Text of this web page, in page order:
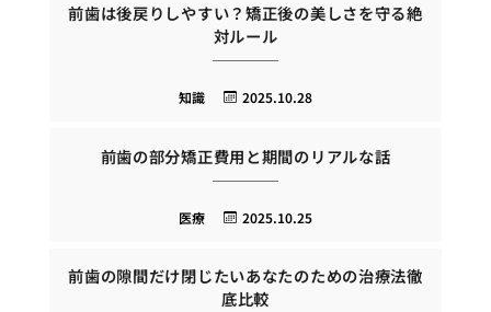
前歯は後戻りしやすい？矯正後の美しさを守る絶
対ルール
2025.10.28
知識
前歯の部分矯正費用と期間のリアルな話
2025.10.25
医療
前歯の隙間だけ閉じたいあなたのための治療法徹
底比較